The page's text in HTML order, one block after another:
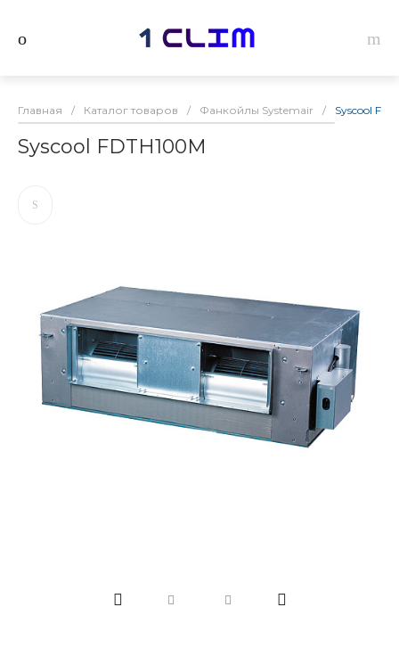
Главная / Каталог товаров / Фанкойлы Systemair / Syscool
Syscool FDTH100M